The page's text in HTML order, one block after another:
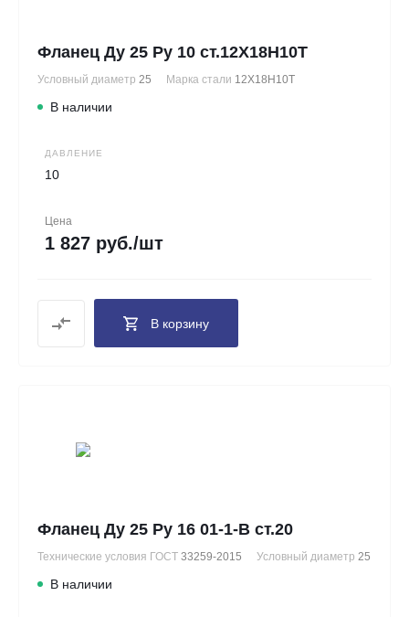
Фланец Ду 25 Ру 10 ст.12Х18Н10Т
Условный диаметр 25 Марка стали 12Х18Н10Т
В наличии
ДАВЛЕНИЕ
10
Цена
1 827 руб./шт
В корзину
Фланец Ду 25 Ру 16 01-1-В ст.20
Технические условия ГОСТ 33259-2015 Условный диаметр 25
В наличии